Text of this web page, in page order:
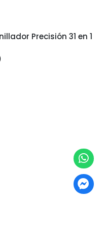
Precisión 31 en 1